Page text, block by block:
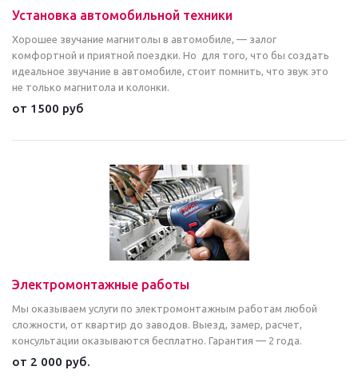
Установка автомобильной техники
Хорошее звучание магнитолы в автомобиле, — залог
комфортной и приятной поездки. Но для того, что бы создать
идеальное звучание в автомобиле, стоит помнить, что звук это
не только магнитола и колонки.
от 1500 руб
Электромонтажные работы
Мы оказываем услуги по электромонтажным работам любой
сложности, от квартир до заводов. Выезд, замер, расчет,
консультации оказываются бесплатно. Гарантия — 2 года.
от 2 000 руб.